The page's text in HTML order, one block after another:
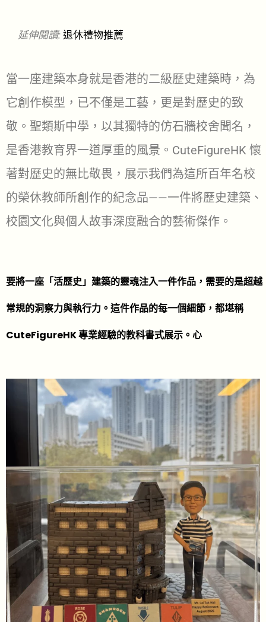
延伸閱讀: 退休禮物推薦
當一座建築本身就是香港的二級歷史建築時，為
它創作模型，已不僅是工藝，更是對歷史的致
敬。聖類斯中學，以其獨特的仿石牆校舍聞名，
是香港教育界一道厚重的風景。CuteFigureHK 懷
著對歷史的無比敬畏，展示我們為這所百年名校
的榮休教師所創作的紀念品——一件將歷史建築、
校園文化與個人故事深度融合的藝術傑作。
要將一座「活歷史」建築的靈魂注入一件作品，需要的是超越
常規的洞察力與執行力。這件作品的每一個細節，都堪稱
CuteFigureHK 專業經驗的教科書式展示。心